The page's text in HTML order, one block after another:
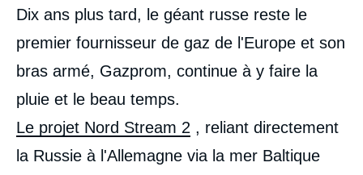
Contenu
intervention
médiatique
Dix ans plus tard, le géant russe reste le
premier fournisseur de gaz de l'Europe et son
bras armé, Gazprom, continue à y faire la
pluie et le beau temps.
Le projet Nord Stream 2 , reliant directement
la Russie à l'Allemagne via la mer Baltique